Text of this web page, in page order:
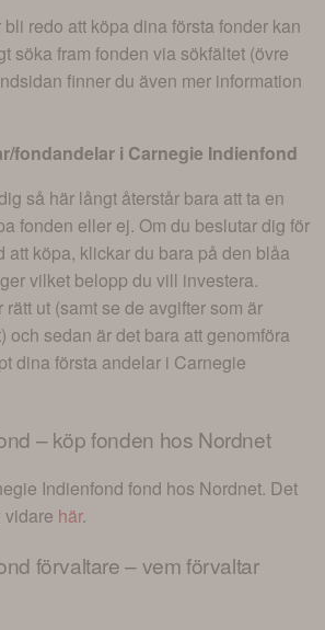
redo att köpa dina första fonder kan
söka fram fonden via sökfältet (övre
finner du även mer information
fondandelar i Carnegie Indienfond
så här långt återstår bara att ta en
fonden eller ej. Om du beslutar dig för
att köpa, klickar du bara på den blåa
vilket belopp du vill investera.
ut (samt se de avgifter som är
och sedan är det bara att genomföra
dina första andelar i Carnegie
– köp fonden hos Nordnet
Indienfond fond hos Nordnet. Det
vidare här.
förvaltare – vem förvaltar